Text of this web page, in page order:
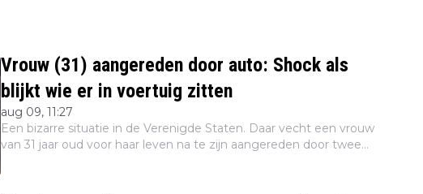
Vrouw (31) aangereden door auto: Shock als
blijkt wie er in voertuig zitten
aug 09, 11:27
Een bizarre situatie in de Verenigde Staten. Daar vecht een vrouw
van 31 jaar oud voor haar leven na te zijn aangereden door twee